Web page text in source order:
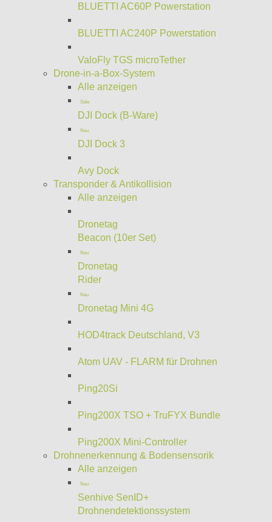
BLUETTI AC60P Powerstation
BLUETTI AC240P Powerstation
ValoFly TGS microTether
Drone-in-a-Box-System
Alle anzeigen
Sale
DJI Dock (B-Ware)
Neu
DJI Dock 3
Avy Dock
Transponder & Antikollision
Alle anzeigen
Dronetag
Beacon (10er Set)
Neu
Dronetag
Rider
Neu
Dronetag Mini 4G
HOD4track Deutschland, V3
Atom UAV - FLARM für Drohnen
Ping20Si
Ping200X TSO + TruFYX Bundle
Ping200X Mini-Controller
Drohnenerkennung & Bodensensorik
Alle anzeigen
Neu
Senhive SenID+
Drohnendetektionssystem